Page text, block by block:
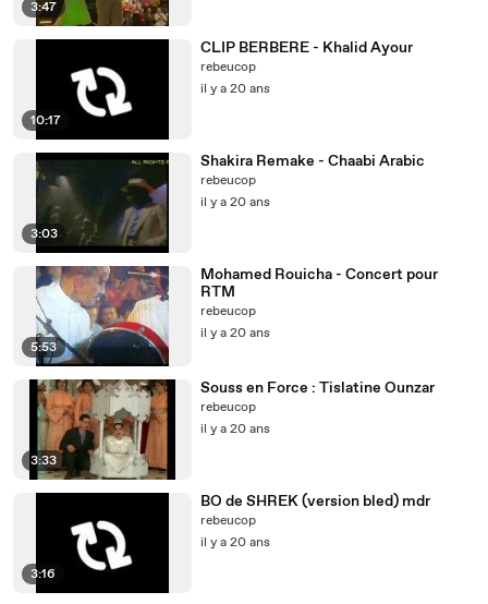
3:47
10:17
CLIP BERBERE - Khalid Ayour
rebeucop
il y a 20 ans
3:03
Shakira Remake - Chaabi Arabic
rebeucop
il y a 20 ans
5:53
Mohamed Rouicha - Concert pour
RTM
rebeucop
il y a 20 ans
3:33
Souss en Force : Tislatine Ounzar
rebeucop
il y a 20 ans
3:16
BO de SHREK (version bled) mdr
rebeucop
il y a 20 ans